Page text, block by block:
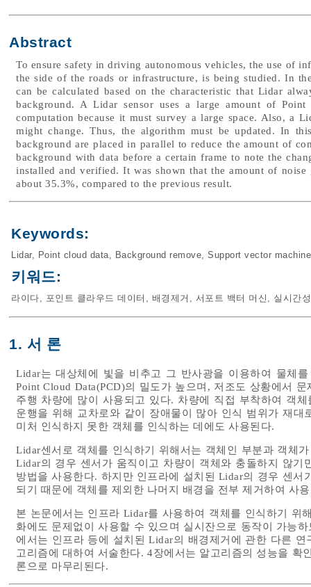
Abstract
To ensure safety in driving autonomous vehicles, the use of
the side of the roads or infrastructure, is being studied. In
can be calculated based on the characteristic that Lidar
background. A Lidar sensor uses a large amount of
computation because it must survey a large space. Also, a
might change. Thus, the algorithm must be updated. In
background are placed in parallel to reduce the amount of
background with data before a certain frame to note the
installed and verified. It was shown that the amount of
about 35.3%, compared to the previous result.
Keywords:
Lidar, Point cloud data, Background remove, Support vector machine
키워드:
라이다, 포인트 클라우드 데이터 , 배경제거 , 서포트 백터 머신 , 실시간성
1. 서 론
Lidar는 대상체에 빛을 비추고 그 반사광을 이용하여 물체
Point Cloud Data(PCD)의 밀도가 높으며, 저조도 상황에서
주행 차량에 많이 사용되고 있다. 차량에 직접 부착하여 객
운행을 위해 교차로와 같이 장애물이 많아 인식 범위가 재
미처 인식하지 못한 객체를 인식하는 데에도 사용된다.
Lidar센서로 객체를 인식하기 위해서는 객체인 부분과 객체
Lidar의 경우 센서가 움직이고 차량이 객체와 충돌하지 않
방법을 사용한다. 하지만 인프라에 설치된 Lidar의 경우 센
되기 때문에 객체를 제외한 나머지 배경을 전부 제거하여 사
본 논문에서는 인프라 Lidar를 사용하여 객체를 인식하기 위
화에도 문제없이 사용할 수 있으며 실시잔으로 동작이 가능
에서는 인프라 등에 설치된 Lidar의 배경제거에 관한 다른
고리즘에 대하여 서술한다. 4장에서는 알고리즘의 성능을
론으로 마무리된다.